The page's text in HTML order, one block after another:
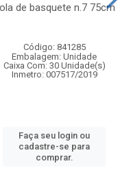
de basquete n.7 75cm
Código: 841285
Embalagem: Unidade
Caixa Com: 30 Unidade(s)
Inmetro: 007517/2019
Faça seu login ou
cadastre-se para
comprar.